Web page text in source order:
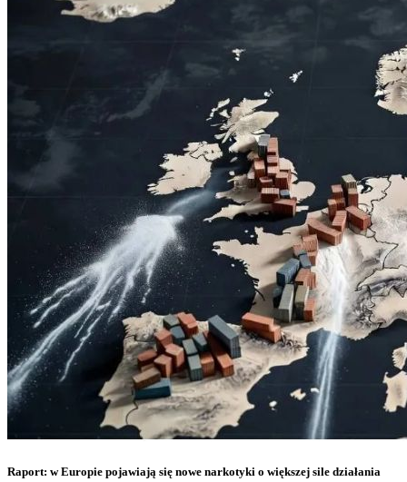
Raport: w Europie pojawiają się nowe narkotyki o większej sile działania